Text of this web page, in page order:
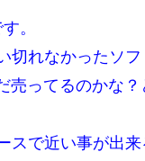
。
れなかったソフ
ってるのかな？
スで近い事が出